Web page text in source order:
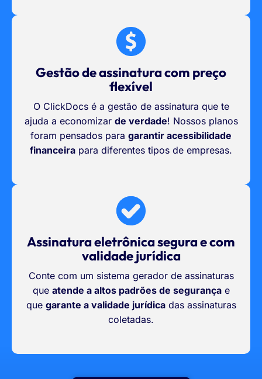
Gestão de assinatura com preço
flexível
O ClickDocs é a gestão de assinatura que te
ajuda a economizar de verdade! Nossos planos
foram pensados para garantir acessibilidade
financeira para diferentes tipos de empresas.
Assinatura eletrônica segura e com
validade jurídica
Conte com um sistema gerador de assinaturas
que atende a altos padrões de segurançae
que garante a validade jurídicadas assinaturas
coletadas.